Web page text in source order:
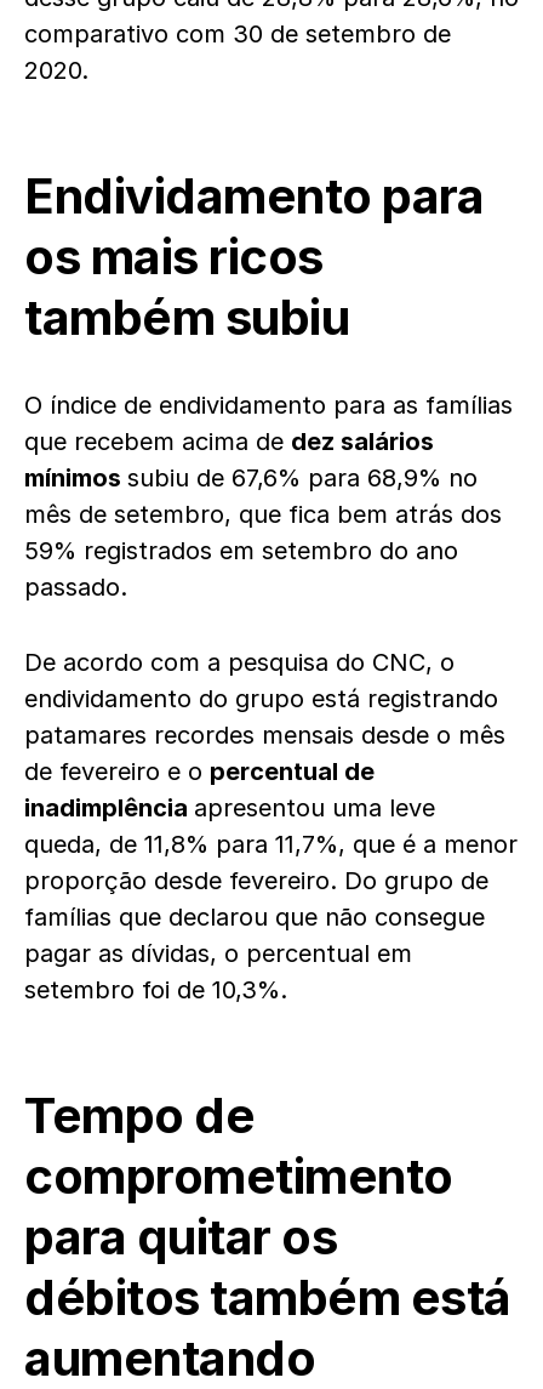
comparativo com 30 de setembro de
2020.
Endividamento para
os mais ricos
também subiu
O índice de endividamento para as famílias
que recebem acima de dez salários
mínimos subiu de 67,6% para 68,9% no
mês de setembro, que fica bem atrás dos
59% registrados em setembro do ano
passado.
De acordo com a pesquisa do CNC, o
endividamento do grupo está registrando
patamares recordes mensais desde o mês
de fevereiro e o percentual de
inadimplência apresentou uma leve
queda, de 11,8% para 11,7%, que é a menor
proporção desde fevereiro. Do grupo de
famílias que declarou que não consegue
pagar as dívidas, o percentual em
setembro foi de 10,3%.
Tempo de
comprometimento
para quitar os
débitos também está
aumentando